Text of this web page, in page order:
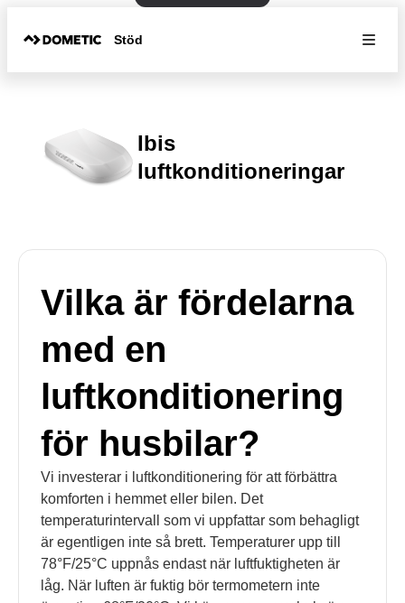
Stöd
Ibis
luftkonditioneringar
Vilka är fördelarna
med en
luftkonditionering
för husbilar?
Vi investerar i luftkonditionering för att förbättra
komforten i hemmet eller bilen. Det
temperaturintervall som vi uppfattar som behagligt
är egentligen inte så brett. Temperaturer upp till
78°F/25°C uppnås endast när luftfuktigheten är
låg. När luften är fuktig bör termometern inte